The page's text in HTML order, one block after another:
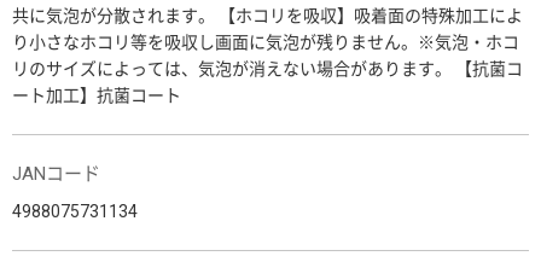
共に気泡が分散されます。 【ホコリを吸収】吸着面の特殊加工によ
り小さなホコリ等を吸収し画面に気泡が残りません。※気泡・ホコ
リのサイズによっては、気泡が消えない場合があります。 【抗菌コ
ート加工】抗菌コート
JANコード
4988075731134